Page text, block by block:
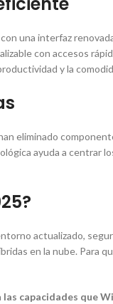
una interfaz
con accesos
y la
eliminado
ayuda a centrar
actualizado,
en la nube. Para
capacidades que